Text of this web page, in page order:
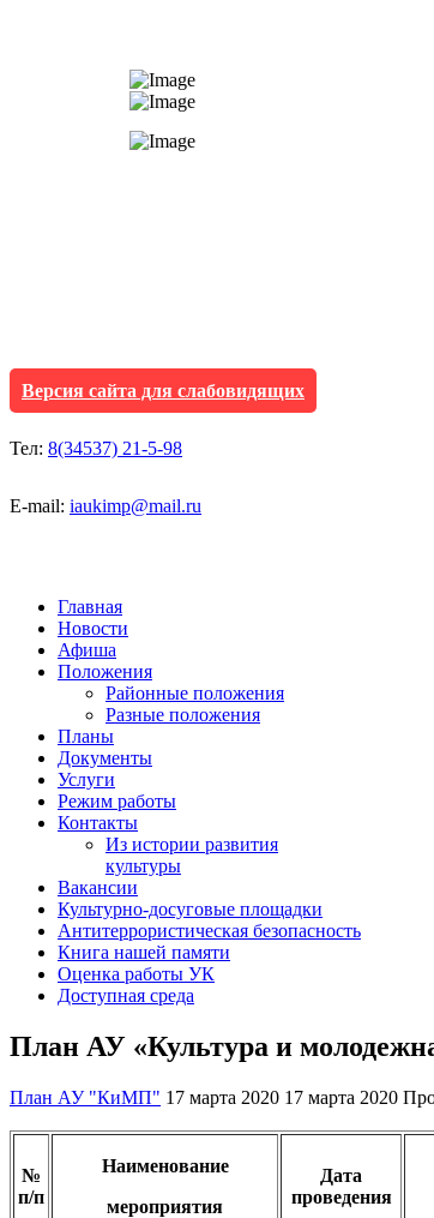
Версия сайта для слабовидящих
Тел: 8(34537) 21-5-98
E-mail: iaukimp@mail.ru
Главная
Новости
Афиша
Положения
Районные положения
Разные положения
Планы
Документы
Услуги
Режим работы
Контакты
Из истории развития
культуры
Вакансии
Культурно-досуговые площадки
Антитеррористическая безопасность
Книга нашей памяти
Оценка работы УК
Доступная среда
План АУ «Культура и
План АУ "КиМП" 17 марта 2020 17 марта 2020
№
п/п
Наименование
мероприятия
Дата
проведения